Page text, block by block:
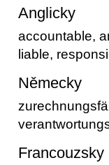
Anglicky
accountable,
liable,
Německy
Francouzsky